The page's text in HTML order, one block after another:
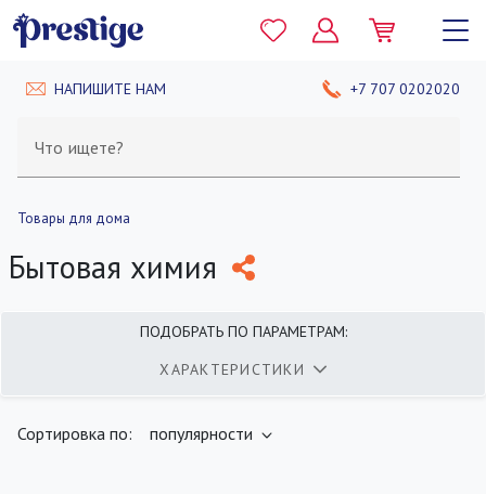
НАПИШИТЕ НАМ +7 707 0202020
Что ищете?
Товары для дома
Бытовая химия
ПОДОБРАТЬ ПО ПАРАМЕТРАМ:
ХАРАКТЕРИСТИКИ
Сортировка по: популярности